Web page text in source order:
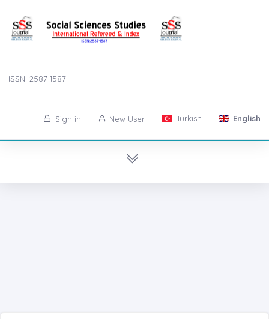
ISSN: 2587-1587
Sign in New User Turkish English